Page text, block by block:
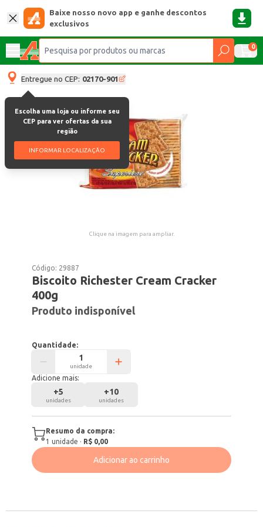
Baixe nosso novo app e ganhe descontos
exclusivos
0
Entregue no CEP: 02170-901
Escolha uma loja ou informe seu
CEP para ver ofertas da sua
região
INFORMAR LOCALIZAÇÃO
Clique na imagem para ampliar.
Código: 29887
Biscoito Richester Cream Cracker
400g
Produto indisponível
Quantidade:
unidade
Adicione mais:
+5
unidades
+10
unidades
Resumo da compra:
1 unidade · R$ 0,00
Adicionar ao carrinho